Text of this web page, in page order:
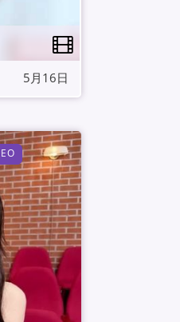
5月16日